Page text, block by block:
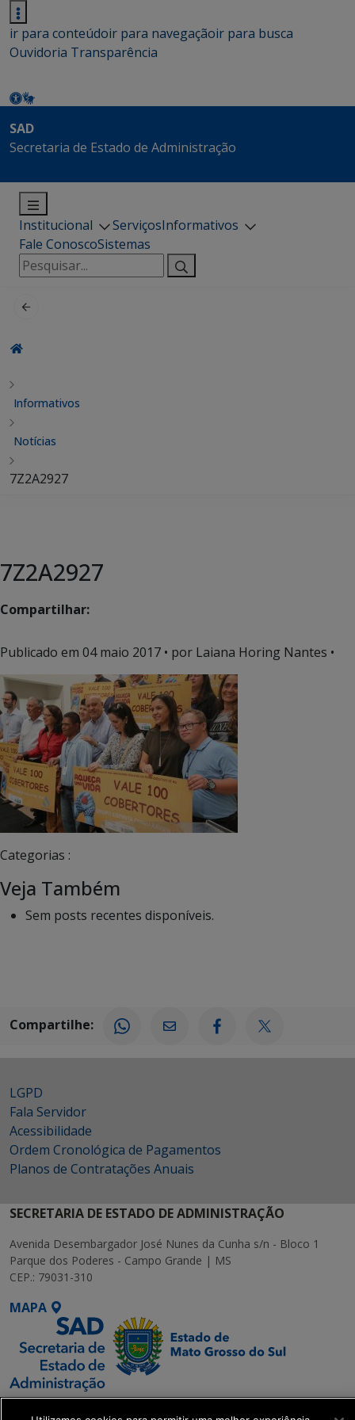
ir para conteúdoir para navegaçãoir para busca
Ouvidoria Transparência
SAD
Secretaria de Estado de Administração
Institucional ServiçosInformativos
Fale ConoscoSistemas
Pesquisar
por:
Informativos
Notícias
7Z2A2927
7Z2A2927
Compartilhar:
Publicado em 04 maio 2017 • por Laiana Horing Nantes •
Categorias :
Veja Também
Sem posts recentes disponíveis.
Compartilhe:
LGPD
Fala Servidor
Acessibilidade
Ordem Cronológica de Pagamentos
Planos de Contratações Anuais
SECRETARIA DE ESTADO DE ADMINISTRAÇÃO
Avenida Desembargador José Nunes da Cunha s/n - Bloco 1
Parque dos Poderes - Campo Grande | MS
CEP.: 79031-310
MAPA